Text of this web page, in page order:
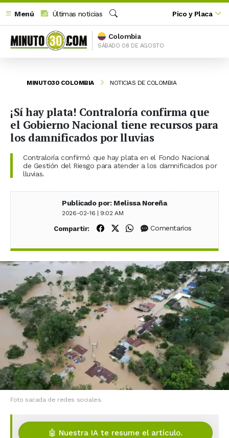
Menú
Últimas noticias
Buscar
Pico y Placa
Colombia
SÁBADO 08 DE AGOSTO
MINUTO30 COLOMBIA NOTICIAS DE COLOMBIA
¡Sí hay plata! Contraloría confirma que
el Gobierno Nacional tiene recursos para
los damnificados por lluvias
Contraloría confirmó que hay plata en el Fondo Nacional
de Gestión del Riesgo para atender a los damnificados por
lluvias.
Publicado por: Melissa Noreña
2026-02-16 | 9:02 AM
Compartir: Compartir en Facebook
Compartir en X (Twitter)
Compartir en WhatsApp
Comentarios
Foto sacada de redes sociales.
🤖 Nuestra IA te resume el artículo.